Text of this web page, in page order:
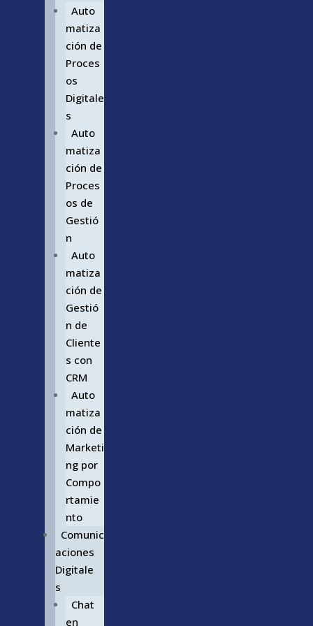
Auto
matiza
ción de
Proces
os
Digitale
s
Auto
matiza
ción de
Proces
os de
Gestió
n
Auto
matiza
ción de
Gestió
n de
Cliente
s con
CRM
Auto
matiza
ción de
Marketi
ng por
Compo
rtamie
nto
Comunic
aciones
Digitale
s
Chat
en